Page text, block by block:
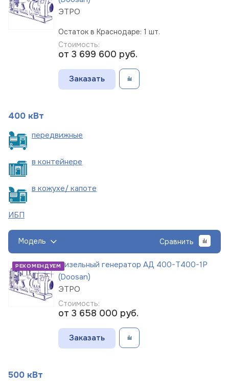
ЭТРО
Остаток в Краснодаре: 1 шт.
Стоимость:
от 3 699 600 руб.
Заказать
400 кВт
передвижные
в контейнере
в кожухе/ капоте
ИБП
Модель Сравнить
РЕКОМЕНДУЕМДизельный генератор АД 400-Т400-1Р
(Doosan)
ЭТРО
Стоимость:
от 3 658 000 руб.
Заказать
500 кВт